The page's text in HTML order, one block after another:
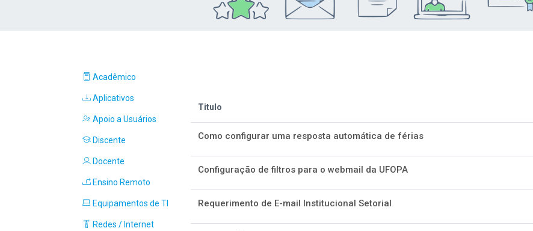
Acadêmico
Aplicativos
Apoio a Usuários
Discente
Docente
Ensino Remoto
Equipamentos de TI
Redes / Internet
Titulo
Como configurar uma resposta automática de férias
Configuração de filtros para o webmail da UFOPA
Requerimento de E-mail Institucional Setorial